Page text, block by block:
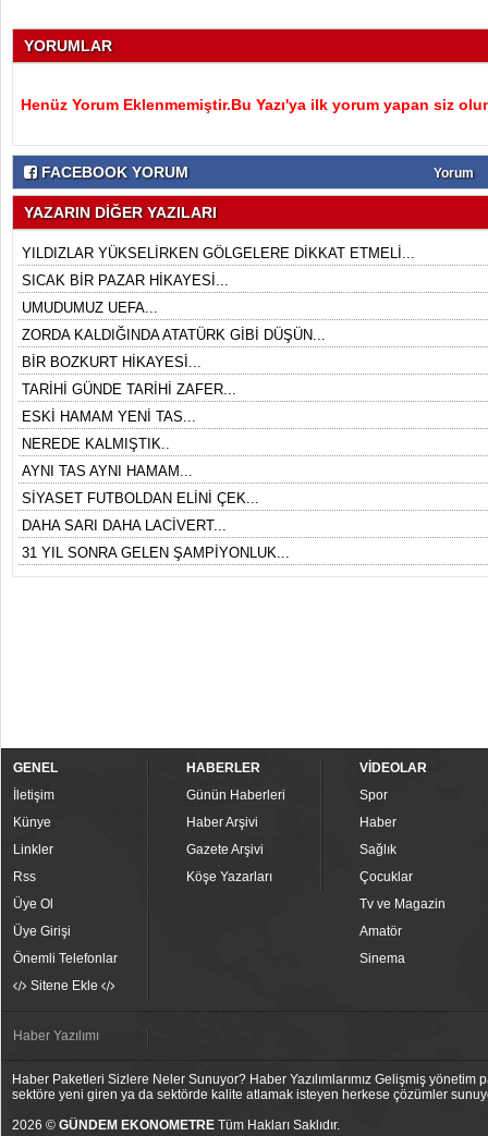
YORUMLAR
Henüz Yorum Eklenmemiştir.Bu Yazı'ya ilk yorum yapan siz
FACEBOOK YORUM Yorum
YAZARIN DİĞER YAZILARI
YILDIZLAR YÜKSELİRKEN GÖLGELERE DİKKAT ETMELİ...
SICAK BİR PAZAR HİKAYESİ...
UMUDUMUZ UEFA...
ZORDA KALDIĞINDA ATATÜRK GİBİ DÜŞÜN...
BİR BOZKURT HİKAYESİ...
TARİHİ GÜNDE TARİHİ ZAFER...
ESKİ HAMAM YENİ TAS...
NEREDE KALMIŞTIK..
AYNI TAS AYNI HAMAM...
SİYASET FUTBOLDAN ELİNİ ÇEK...
DAHA SARI DAHA LACİVERT...
31 YIL SONRA GELEN ŞAMPİYONLUK...
GENEL
İletişim
Künye
Linkler
Rss
Üye Ol
Üye Girişi
Önemli Telefonlar
Sitene Ekle
HABERLER
Günün Haberleri
Haber Arşivi
Gazete Arşivi
Köşe Yazarları
VİDEOLAR
Spor
Haber
Sağlık
Çocuklar
Tv ve Magazin
Amatör
Sinema
Haber Yazılımı
Haber Paketleri Sizlere Neler Sunuyor? Haber Yazılımlarımız Gelişmiş
sektöre yeni giren ya da sektörde kalite atlamak isteyen herkese çözümler
2026 © GÜNDEM EKONOMETRE Tüm Hakları Saklıdır.